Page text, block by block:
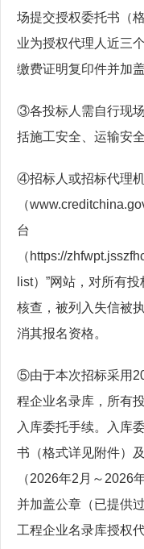
场提交授权委托书（
业为授权代理人近三
缴费证明复印件并加
③各投标人需自行现
括施工安全、运输安全
④招标人或招标代理
（
台
（https://
list）”网站，对所有
核查，被列入失信被
消其报名资格。
⑤由于本次招标采用
程企业名录库，所有
入库委托手续。入库
书（格式详见附件）
（2026年2月～2026
并加盖公章（已提供
工程企业名录库授权